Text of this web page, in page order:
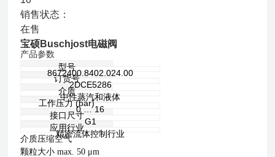
销售状态：
在售
宝硕Buschjost电磁阀
产品参数
型号
8672400.8402.024.00
订货号
2DCE5286
介质
中性蒸汽和液体
工作压力 (bar)
0 … 16
接口尺寸
G1
应用行业
精密流体控制行业
介质压缩空气
颗粒大小 max. 50 μm